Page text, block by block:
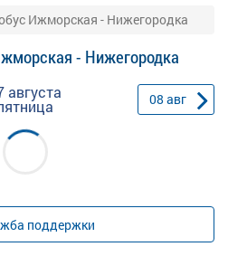
Ижморская - Нижегородка
- Нижегородка
августа 08 авг
поддержки